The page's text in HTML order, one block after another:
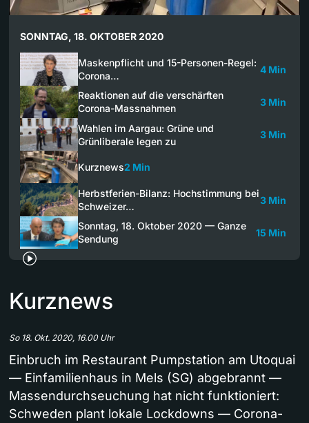
SONNTAG, 18. OKTOBER 2020
Maskenpflicht und 15-Personen-Regel:
Corona…
4 Min
Reaktionen auf die verschärften
Corona-Massnahmen
3 Min
Wahlen im Aargau: Grüne und
Grünliberale legen zu
3 Min
Kurznews2 Min
Herbstferien-Bilanz: Hochstimmung bei
Schweizer…
3 Min
Sonntag, 18. Oktober 2020 — Ganze
Sendung
15 Min
Kurznews
So 18. Okt. 2020, 16.00 Uhr
Einbruch im Restaurant Pumpstation am Utoquai
— Einfamilienhaus in Mels (SG) abgebrannt —
Massendurchseuchung hat nicht funktioniert:
Schweden plant lokale Lockdowns — Corona-